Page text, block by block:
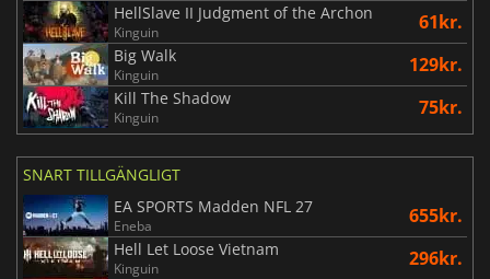
HellSlave II Judgment of the Archon
Kinguin 61kr.
Big Walk
Kinguin 129kr.
Kill The Shadow
Kinguin 75kr.
SNART TILLGÄNGLIGT
EA SPORTS Madden NFL 27
Eneba 655kr.
Hell Let Loose Vietnam
Kinguin 296kr.